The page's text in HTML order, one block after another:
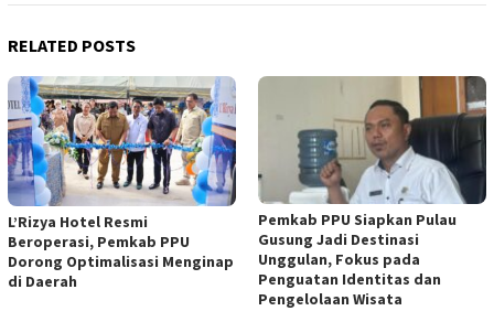
RELATED POSTS
L’Rizya Hotel Resmi
Beroperasi, Pemkab PPU
Dorong Optimalisasi Menginap
di Daerah
Pemkab PPU Siapkan Pulau
Gusung Jadi Destinasi
Unggulan, Fokus pada
Penguatan Identitas dan
Pengelolaan Wisata